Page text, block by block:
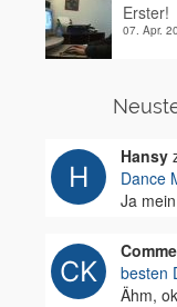
Erster!
07. Apr.
Hansy
Dance
Ja
besten
Ähm,